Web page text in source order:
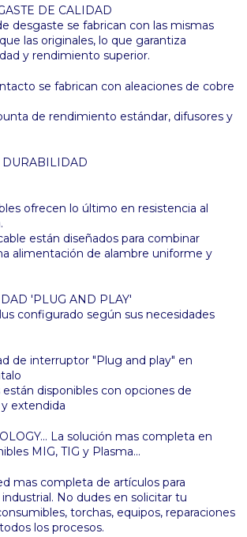
DE CALIDAD
desgaste se fabrican con las mismas
las originales, lo que garantiza
y rendimiento superior.
se fabrican con aleaciones de cobre
de rendimiento estándar, difusores y
ofrecen lo último en resistencia al
están diseñados para combinar
alimentación de alambre uniforme y
'PLUG AND PLAY'
configurado según sus necesidades
de interruptor "Plug and play" en
disponibles con opciones de
extendida
La solución mas completa en
MIG, TIG y Plasma...
mas completa de artículos para
No dudes en solicitar tu
torchas, equipos, reparaciones
los procesos.